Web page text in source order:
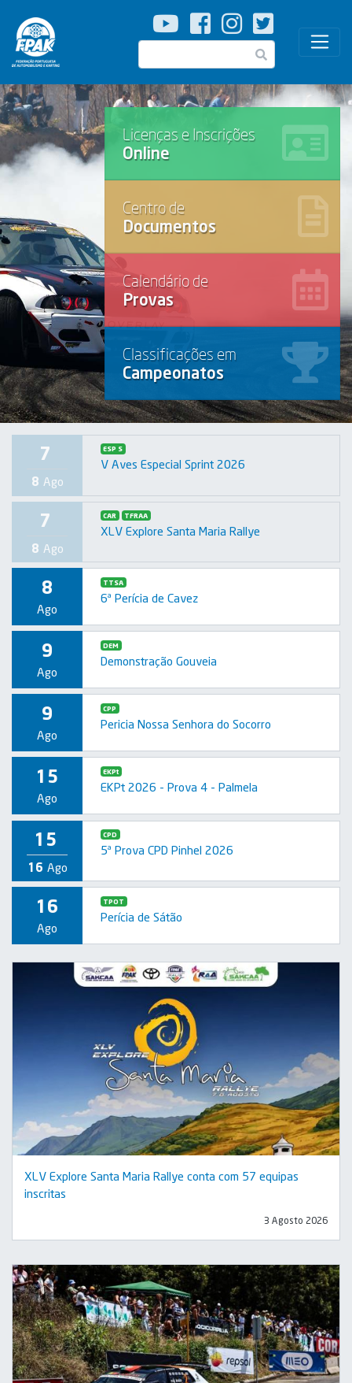
Passar
para
o
Pesquisar
Licenças e Inscrições
Online
Centro de
Documentos
Calendário de
Provas
Classificações em
Campeonatos
7
8 Ago
ESP S
V Aves Especial Sprint 2026
7
8 Ago
CAR TFRAA
XLV Explore Santa Maria Rallye
8
Ago
TTSA
6ª Perícia de Cavez
9
Ago
DEM
Demonstração Gouveia
9
Ago
CPP
Pericia Nossa Senhora do Socorro
15
Ago
EKPt
EKPt 2026 - Prova 4 - Palmela
15
16 Ago
CPD
5ª Prova CPD Pinhel 2026
16
Ago
TPOT
Perícia de Sátão
XLV Explore Santa Maria Rallye conta com 57 equipas
inscritas
3 Agosto 2026